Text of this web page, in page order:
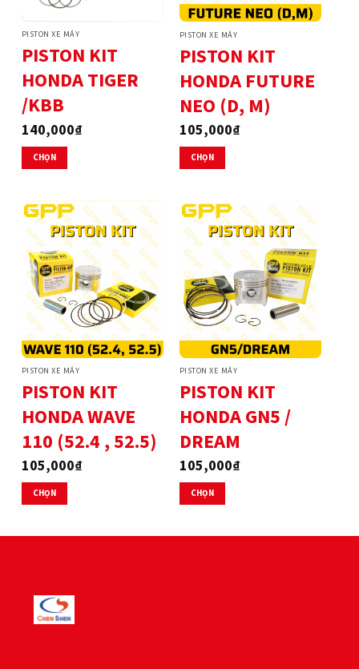
thể
chọn
trên
sản
phẩm
có
thể
được
chọn
trên
sản
phẩm
PISTON XE MÁY
PISTON KIT
HONDA TIGER
/KBB
140,000₫
CHỌN
này
có
nhiều
biến
thể.
Các
tùy
chọn
có
thể
được
chọn
trên
sản
phẩm
PISTON XE MÁY
PISTON KIT
HONDA FUTURE
NEO (D, M)
105,000₫
CHỌN
này
có
nhiều
biến
thể.
Các
tùy
chọn
có
thể
được
chọn
trên
sản
phẩm
PISTON XE MÁY
PISTON KIT
HONDA WAVE
110 (52.4 , 52.5)
105,000₫
CHỌN
biến
thể.
PISTON XE MÁY
PISTON KIT
HONDA GN5 /
DREAM
105,000₫
CHỌN